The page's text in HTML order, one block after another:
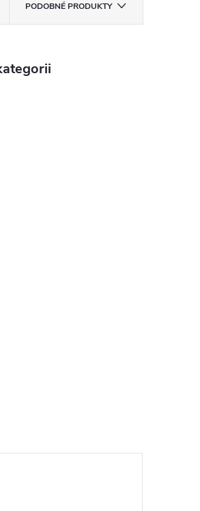
PODOBNÉ PRODUKTY